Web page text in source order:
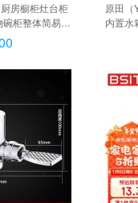
房橱柜灶台柜
柜整体简易水
单盆, 180*50
原田（
内置水
冲水
压限